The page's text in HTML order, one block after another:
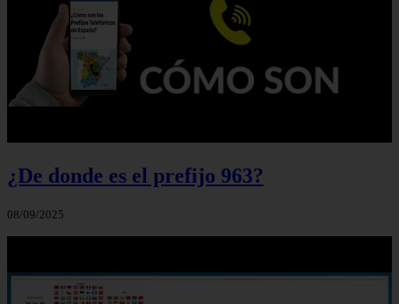
¿De donde es el prefijo 963?
08/09/2025